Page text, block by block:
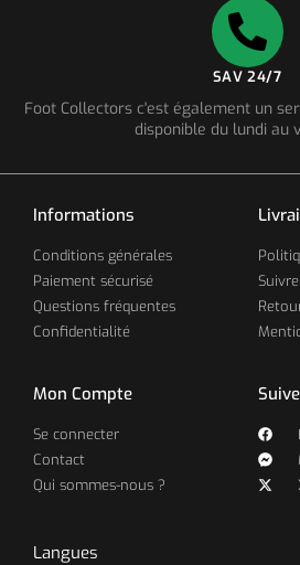
SAV 24/7
Foot Collectors c'est également un
disponible du lundi au
Informations
Conditions générales
Paiement sécurisé
Questions fréquentes
Confidentialité
Mon Compte
Se connecter
Contact
Qui sommes-nous ?
Langues